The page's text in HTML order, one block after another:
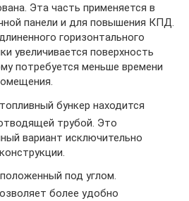
Эта часть применяется в
панели и для повышения КПД.
горизонтального
увеличивается поверхность
потребуется меньше времени
бункер находится
трубой. Это
вариант исключительно
под углом.
более удобно